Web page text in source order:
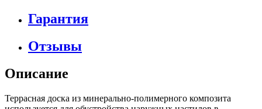
Гарантия
Отзывы
Описание
Террасная доска из минерально-полимерного композита